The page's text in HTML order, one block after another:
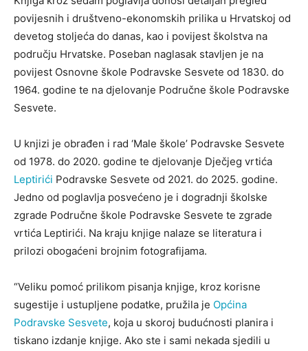
povijesnih i društveno-ekonomskih prilika u Hrvatskoj od
devetog stoljeća do danas, kao i povijest školstva na
području Hrvatske. Poseban naglasak stavljen je na
povijest Osnovne škole Podravske Sesvete od 1830. do
1964. godine te na djelovanje Područne škole Podravske
Sesvete.
U knjizi je obrađen i rad ‘Male škole’ Podravske Sesvete
od 1978. do 2020. godine te djelovanje Dječjeg vrtića
Leptirići Podravske Sesvete od 2021. do 2025. godine.
Jedno od poglavlja posvećeno je i dogradnji školske
zgrade Područne škole Podravske Sesvete te zgrade
vrtića Leptirići. Na kraju knjige nalaze se literatura i
prilozi obogaćeni brojnim fotografijama.
“Veliku pomoć prilikom pisanja knjige, kroz korisne
sugestije i ustupljene podatke, pružila je Općina
Podravske Sesvete, koja u skoroj budućnosti planira i
tiskano izdanje knjige. Ako ste i sami nekada sjedili u